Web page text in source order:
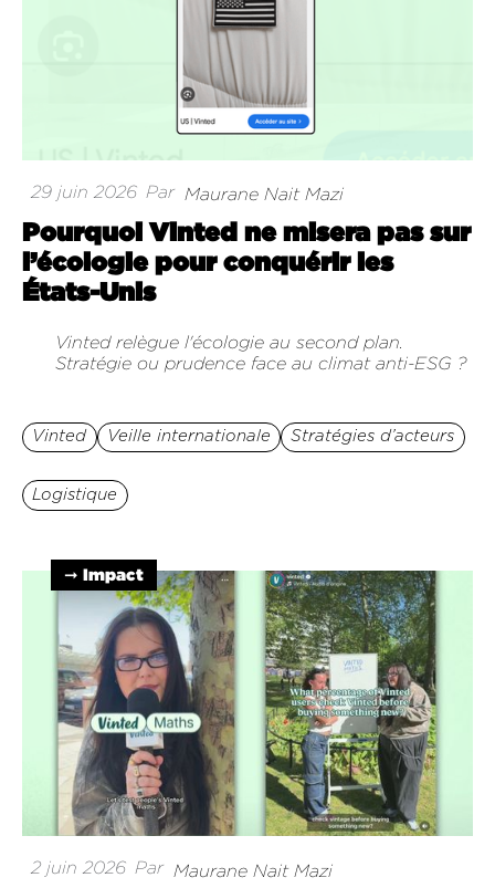
29 juin 2026 Par Maurane Nait Mazi
Pourquoi Vinted ne misera pas sur
l’écologie pour conquérir les
États-Unis
Vinted relègue l'écologie au second plan.
Stratégie ou prudence face au climat anti-ESG ?
Vinted Veille internationale Stratégies d’acteurs
Logistique
➞ Impact
2 juin 2026 Par Maurane Nait Mazi